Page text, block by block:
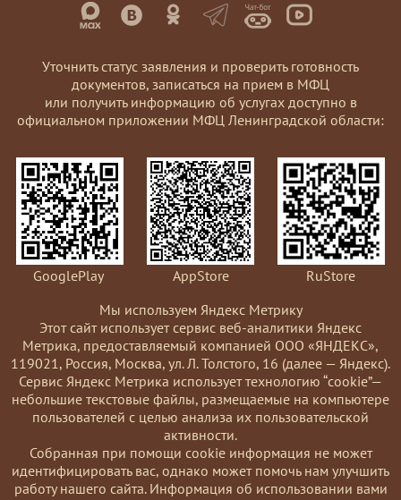
Уточнить статус заявления и проверить готовность
документов, записаться на прием в МФЦ
или получить информацию об услугах доступно в
официальном приложении МФЦ Ленинградской области:
GooglePlay AppStore
RuStore
Мы используем Яндекс Метрику
Этот сайт использует сервис веб-аналитики Яндекс
Метрика, предоставляемый компанией ООО «ЯНДЕКС»,
119021, Россия, Москва, ул. Л. Толстого, 16 (далее — Яндекс).
Сервис Яндекс Метрика использует технологию “cookie”—
небольшие текстовые файлы, размещаемые на компьютере
пользователей с целью анализа их пользовательской
активности.
Coбранная при помощи cookie информация не может
идентифицировать вас, однако может помочь нам улучшить
работу нашего сайта. Информация об использовании вами